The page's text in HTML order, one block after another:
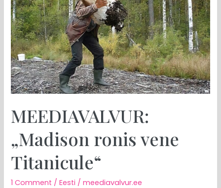
MEEDIAVALVUR:
„Madison ronis vene
Titanicule“
1 Comment /Eesti /meediavalvur.ee
vene
Titanicule“